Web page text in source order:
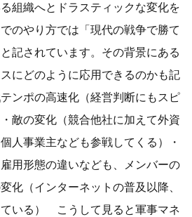
組織へとドラスティックな変化を
のやり方では「現代の戦争で勝て
記されています。その背景にある
にどのように応用できるのかも記
ンポの高速化（経営判断にもスピ
敵の変化（競合他社に加えて外資
人事業主なども参戦してくる）・
用形態の違いなども、メンバーの
化（インターネットの普及以降、
いる） こうして見ると軍事マネ